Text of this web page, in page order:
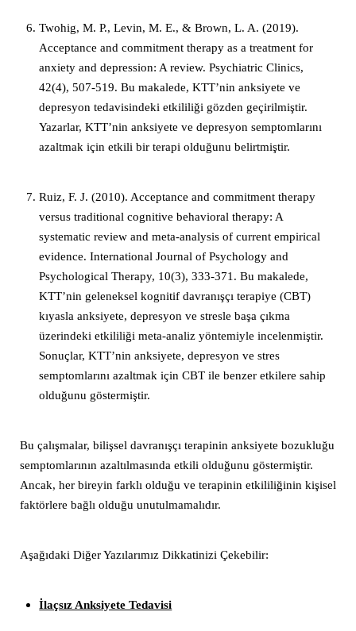
Twohig, M. P., Levin, M. E., & Brown, L. A. (2019).
Acceptance and commitment therapy as a treatment for
anxiety and depression: A review. Psychiatric Clinics,
42(4), 507-519. Bu makalede, KTT’nin anksiyete ve
depresyon tedavisindeki etkililiği gözden geçirilmiştir.
Yazarlar, KTT’nin anksiyete ve depresyon semptomlarını
azaltmak için etkili bir terapi olduğunu belirtmiştir.
Ruiz, F. J. (2010). Acceptance and commitment therapy
versus traditional cognitive behavioral therapy: A
systematic review and meta-analysis of current empirical
evidence. International Journal of Psychology and
Psychological Therapy, 10(3), 333-371. Bu makalede,
KTT’nin geleneksel kognitif davranışçı terapiye (CBT)
kıyasla anksiyete, depresyon ve stresle başa çıkma
üzerindeki etkililiği meta-analiz yöntemiyle incelenmiştir.
Sonuçlar, KTT’nin anksiyete, depresyon ve stres
semptomlarını azaltmak için CBT ile benzer etkilere sahip
olduğunu göstermiştir.
Bu çalışmalar, bilişsel davranışçı terapinin anksiyete bozukluğu
semptomlarının azaltılmasında etkili olduğunu göstermiştir.
Ancak, her bireyin farklı olduğu ve terapinin etkililiğinin kişisel
faktörlere bağlı olduğu unutulmamalıdır.
Aşağıdaki Diğer Yazılarımız Dikkatinizi Çekebilir:
İlaçsız Anksiyete Tedavisi